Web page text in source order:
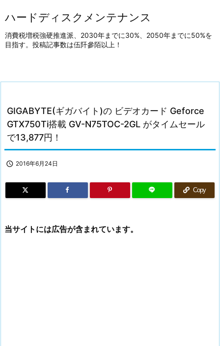
ハードディスクメンテナンス
消費税増税強硬推進派、2030年までに30%、2050年までに50%を
目指す。投稿記事数は伍阡參陌以上！
GIGABYTE(ギガバイト)の ビデオカード Geforce
GTX750Ti搭載 GV-N75TOC-2GL がタイムセール
で13,877円！
 2016年6月24日
Copy
当サイトには広告が含まれています。